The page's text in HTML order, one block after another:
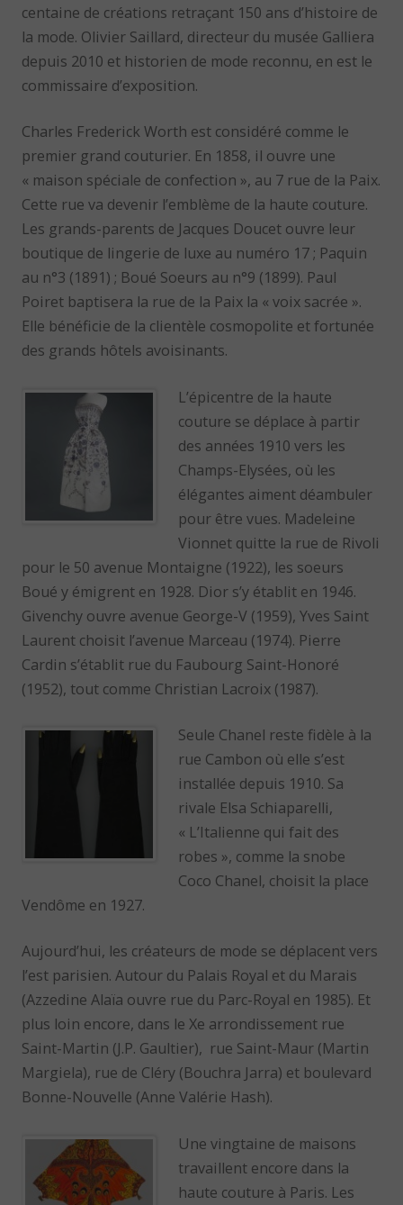
centaine de créations retraçant 150 ans d’histoire de
la mode. Olivier Saillard, directeur du musée Galliera
depuis 2010 et historien de mode reconnu, en est le
commissaire d’exposition.
Charles Frederick Worth est considéré comme le
premier grand couturier. En 1858, il ouvre une
« maison spéciale de confection », au 7 rue de la Paix.
Cette rue va devenir l’emblème de la haute couture.
Les grands-parents de Jacques Doucet ouvre leur
boutique de lingerie de luxe au numéro 17 ; Paquin
au n°3 (1891) ; Boué Soeurs au n°9 (1899). Paul
Poiret baptisera la rue de la Paix la « voix sacrée ».
Elle bénéficie de la clientèle cosmopolite et fortunée
des grands hôtels avoisinants.
L’épicentre de la haute
couture se déplace à partir
des années 1910 vers les
Champs-Elysées, où les
élégantes aiment déambuler
pour être vues. Madeleine
Vionnet quitte la rue de Rivoli
pour le 50 avenue Montaigne (1922), les soeurs
Boué y émigrent en 1928. Dior s’y établit en 1946.
Givenchy ouvre avenue George-V (1959), Yves Saint
Laurent choisit l’avenue Marceau (1974). Pierre
Cardin s’établit rue du Faubourg Saint-Honoré
(1952), tout comme Christian Lacroix (1987).
Seule Chanel reste fidèle à la
rue Cambon où elle s’est
installée depuis 1910. Sa
rivale Elsa Schiaparelli,
« L’Italienne qui fait des
robes », comme la snobe
Coco Chanel, choisit la place
Vendôme en 1927.
Aujourd’hui, les créateurs de mode se déplacent vers
l’est parisien. Autour du Palais Royal et du Marais
(Azzedine Alaïa ouvre rue du Parc-Royal en 1985). Et
plus loin encore, dans le Xe arrondissement rue
Saint-Martin (J.P. Gaultier), rue Saint-Maur (Martin
Margiela), rue de Cléry (Bouchra Jarra) et boulevard
Bonne-Nouvelle (Anne Valérie Hash).
Une vingtaine de maisons
travaillent encore dans la
haute couture à Paris. Les